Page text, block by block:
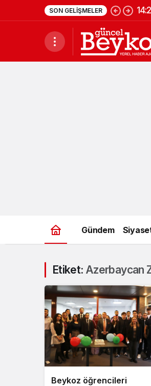
SON GELIŞMELER
Gündem
Etiket: Azerbaycan
Beykoz öğrencileri